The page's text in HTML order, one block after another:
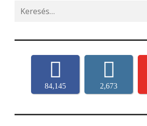
Search
for:
84,145 2,673